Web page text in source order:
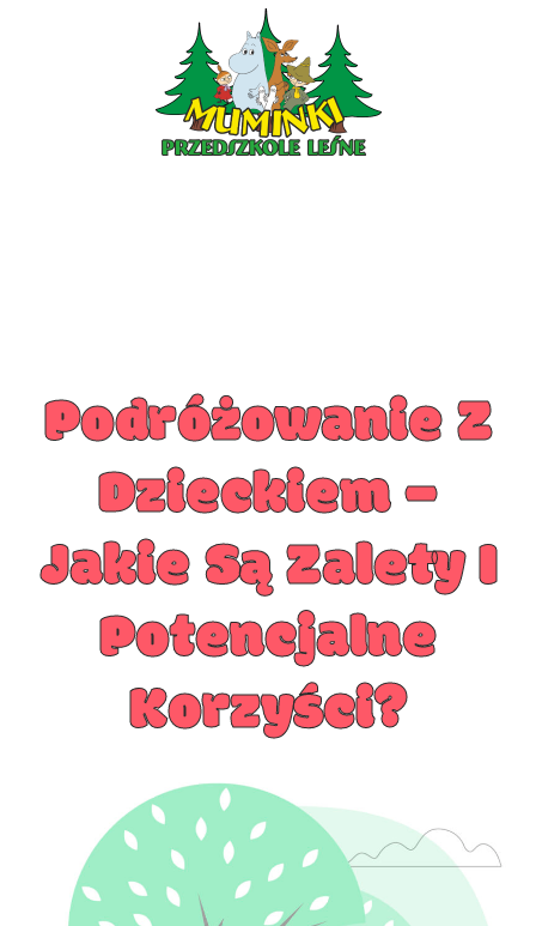
AKTUALNOŚCI
Podróżowanie Z
Dzieckiem –
Jakie Są Zalety I
Potencjalne
Korzyści?